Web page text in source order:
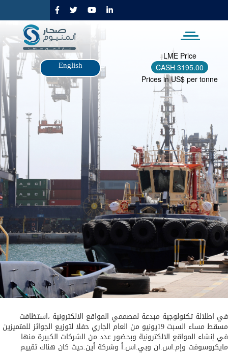
English
LME Price
CASH3195.00
Prices in US$ per tonne
تكنولوجية مبدعة لمصممي المواقع الالكترونية ،استظافت
مسقط مساء السبت 19يونيو من العام الجاري حفلا لتوزيع الجوائز للمتميزين
المواقع الالكترونية وبحضور عدد من الشركات الكبيرة منها
وإم.اس.ان وبي.اس.أ وشركة أين.حيث كان هناك تقييم